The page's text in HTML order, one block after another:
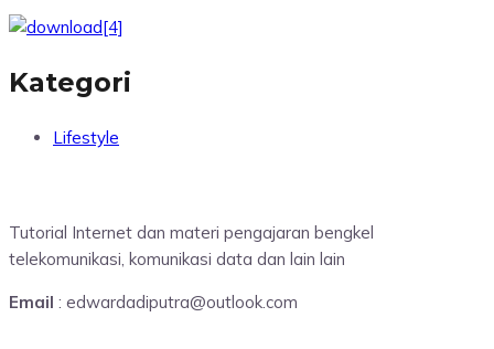
Kategori
Lifestyle
Tutorial Internet dan materi pengajaran bengkel
telekomunikasi, komunikasi data dan lain lain
Email : edwardadiputra@outlook.com